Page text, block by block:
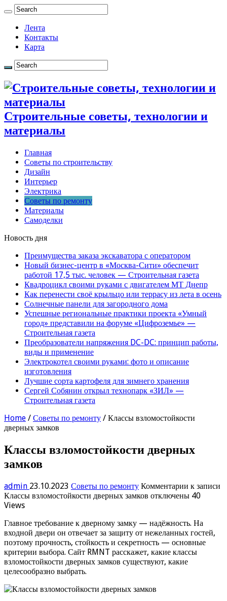
Лента
Контакты
Карта
Строительные советы, технологии и
материалы
Главная
Советы по строительству
Дизайн
Интерьер
Электрика
Советы по ремонту
Материалы
Самоделки
Новость дня
Преимущества заказа экскаватора с оператором
Новый бизнес-центр в «Москва-Сити» обеспечит
работой 17,5 тыс. человек — Строительная газета
Квадроцикл своими руками с двигателем МТ Днепр
Как перенести своё крыльцо или террасу из лета в осень
Солнечные панели для загородного дома
Успешные региональные практики проекта «Умный
город» представили на форуме «Цифроземье» —
Строительная газета
Преобразователи напряжения DC-DC: принцип работы,
виды и применение
Электрокотел своими руками: фото и описание
изготовления
Лучшие сорта картофеля для зимнего хранения
Сергей Собянин открыл технопарк «ЗИЛ» —
Строительная газета
Home / Советы по ремонту / Классы взломостойкости
дверных замков
Классы взломостойкости дверных
замков
admin 23.10.2023 Советы по ремонту Комментарии к записи
Классы взломостойкости дверных замков отключены 40
Views
Главное требование к дверному замку — надёжность. На
входной двери он отвечает за защиту от нежеланных гостей,
поэтому прочность, стойкость и секретность — основные
критерии выбора. Сайт RMNT расскажет, какие классы
взломостойкости дверных замков существуют, какие
целесообразно выбрать.